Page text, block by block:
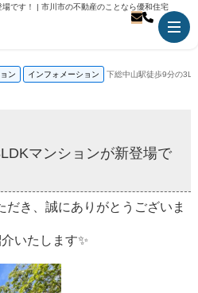
です！ | 市川市の不動産のことなら優和住宅
ン インフォメーション 下総中山駅徒歩9分の
マンションが新登場で
き、誠にありがとうございま
いたします✨